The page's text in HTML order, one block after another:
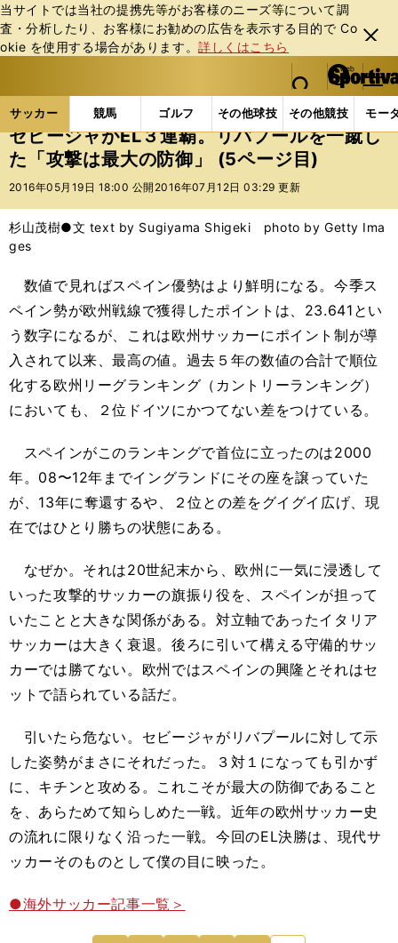
当サイトでは当社の提携先等がお客様のニーズ等について調
査・分析したり、お客様にお勧めの広告を表⽰する⽬的で Co
okie を使⽤する場合があります。詳しくはこちら
閉じ
る
web Sportiva (webスポルティーバ)
検索
マイペ
ー
ジ
メニュ
サッカー 競馬 ゴルフ その他球技 その他競技 モー
ス
ポ
ル
バ
サッカーの記事一覧 海外サッカー 海外サッカー
セビージャがEL３連覇。リバプールを一蹴し
た「攻撃は最大の防御」 (5ページ目)
2016年05月19日 18:00 公開 2016年07月12日 03:29 更新
杉山茂樹●文 text by Sugiyama Shigeki photo by Getty Ima
ges
数値で見ればスペイン優勢はより鮮明になる。今季ス
ペイン勢が欧州戦線で獲得したポイントは、23.641とい
う数字になるが、これは欧州サッカーにポイント制が導
入されて以来、最高の値。過去５年の数値の合計で順位
化する欧州リーグランキング（カントリーランキング）
においても、２位ドイツにかつてない差をつけている。
スペインがこのランキングで首位に立ったのは2000
年。08〜12年までイングランドにその座を譲っていた
が、13年に奪還するや、２位との差をグイグイ広げ、現
在ではひとり勝ちの状態にある。
なぜか。それは20世紀末から、欧州に一気に浸透して
いった攻撃的サッカーの旗振り役を、スペインが担って
いたことと大きな関係がある。対立軸であったイタリア
サッカーは大きく衰退。後ろに引いて構える守備的サッ
カーでは勝てない。欧州ではスペインの興隆とそれはセ
ットで語られている話だ。
引いたら危ない。セビージャがリバプールに対して示
した姿勢がまさにそれだった。３対１になっても引かず
に、キチンと攻める。これこそが最大の防御であること
を、あらためて知らしめた一戦。近年の欧州サッカー史
の流れに限りなく沿った一戦。今回のEL決勝は、現代サ
ッカーそのものとして僕の目に映った。
●海外サッカー記事一覧＞